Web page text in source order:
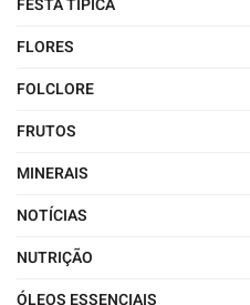
FESTA TÍPICA
FLORES
FOLCLORE
FRUTOS
MINERAIS
NOTÍCIAS
NUTRIÇÃO